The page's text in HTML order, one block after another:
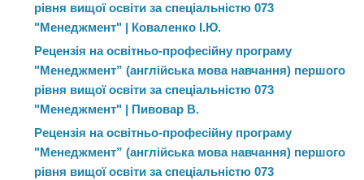
рівня вищої освіти за спеціальністю 073
"Менеджмент" | Коваленко І.Ю.
Рецензія на освітньо-професійну програму
"Менеджмент” (англійська мова навчання) першого
рівня вищої освіти за спеціальністю 073
"Менеджмент" | Пивовар В.
Рецензія на освітньо-професійну програму
"Менеджмент” (англійська мова навчання) першого
рівня вищої освіти за спеціальністю 073